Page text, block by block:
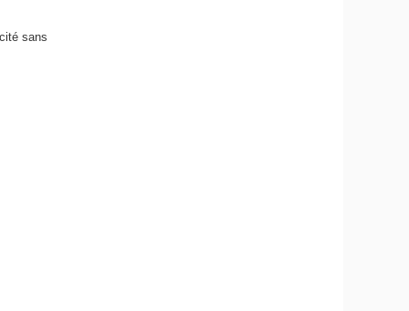
sans